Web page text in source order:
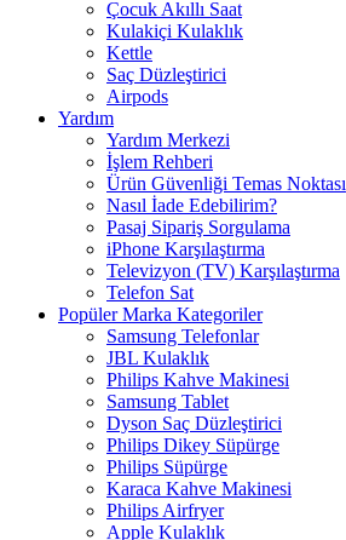
Çocuk Akıllı Saat
Kulakiçi Kulaklık
Kettle
Saç Düzleştirici
Airpods
Yardım
Yardım Merkezi
İşlem Rehberi
Ürün Güvenliği Temas Noktası
Nasıl İade Edebilirim?
Pasaj Sipariş Sorgulama
iPhone Karşılaştırma
Televizyon (TV) Karşılaştırma
Telefon Sat
Popüler Marka Kategoriler
Samsung Telefonlar
JBL Kulaklık
Philips Kahve Makinesi
Samsung Tablet
Dyson Saç Düzleştirici
Philips Dikey Süpürge
Philips Süpürge
Karaca Kahve Makinesi
Philips Airfryer
Apple Kulaklık